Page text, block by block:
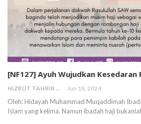
[NF127] Ayuh Wujudkan
HIZBUT TAHRIR MALAYSIA Jun 18, 2024
Oleh: Hidayah Muhammad Muqaddimah
Islam yang kelima. Namun ibadah haji